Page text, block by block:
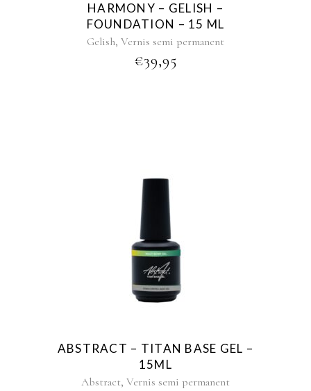
HARMONY – GELISH –
FOUNDATION – 15 ML
Gelish, Vernis semi permanent
€39,95
ABSTRACT – TITAN BASE GEL –
15ML
Abstract, Vernis semi permanent